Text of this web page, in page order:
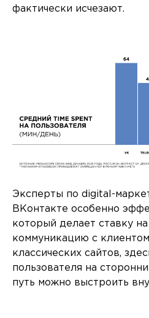
фактически исчезают.
Эксперты по digital-
ВКонтакте особенно
который делает ставку
коммуникацию с
классических сайтов,
пользователя на
путь можно выстроить